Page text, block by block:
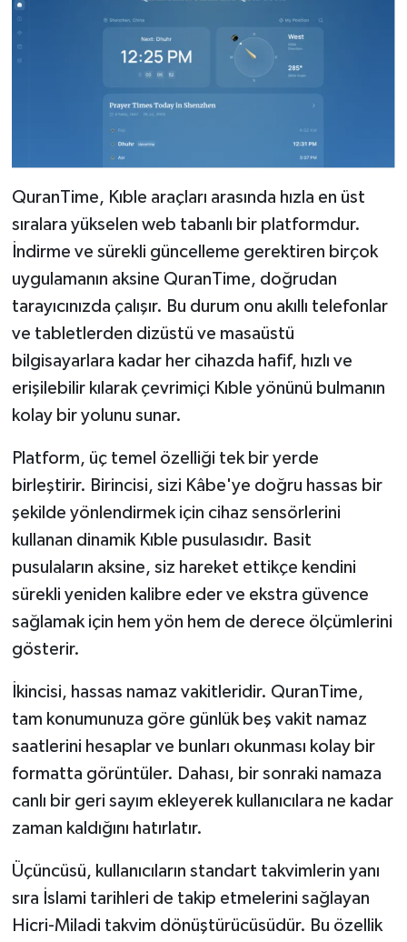
QuranTime, Kıble araçları arasında hızla en üst
sıralara yükselen web tabanlı bir platformdur.
İndirme ve sürekli güncelleme gerektiren birçok
uygulamanın aksine QuranTime, doğrudan
tarayıcınızda çalışır. Bu durum onu akıllı telefonlar
ve tabletlerden dizüstü ve masaüstü
bilgisayarlara kadar her cihazda hafif, hızlı ve
erişilebilir kılarak çevrimiçi Kıble yönünü bulmanın
kolay bir yolunu sunar.
Platform, üç temel özelliği tek bir yerde
birleştirir. Birincisi, sizi Kâbe'ye doğru hassas bir
şekilde yönlendirmek için cihaz sensörlerini
kullanan dinamik Kıble pusulasıdır. Basit
pusulaların aksine, siz hareket ettikçe kendini
sürekli yeniden kalibre eder ve ekstra güvence
sağlamak için hem yön hem de derece ölçümlerini
gösterir.
İkincisi, hassas namaz vakitleridir. QuranTime,
tam konumunuza göre günlük beş vakit namaz
saatlerini hesaplar ve bunları okunması kolay bir
formatta görüntüler. Dahası, bir sonraki namaza
canlı bir geri sayım ekleyerek kullanıcılara ne kadar
zaman kaldığını hatırlatır.
Üçüncüsü, kullanıcıların standart takvimlerin yanı
sıra İslami tarihleri de takip etmelerini sağlayan
Hicri-Miladi takvim dönüştürücüsüdür. Bu özellik